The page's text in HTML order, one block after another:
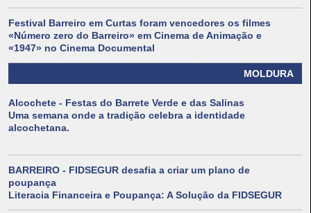
Festival Barreiro em Curtas foram vencedores os filmes
«Número zero do Barreiro» em Cinema de Animação e
«1947» no Cinema Documental
MOLDURA
Alcochete - Festas do Barrete Verde e das Salinas
Uma semana onde a tradição celebra a identidade
alcochetana.
BARREIRO - FIDSEGUR desafia a criar um plano de
poupança
Literacia Financeira e Poupança: A Solução da FIDSEGUR